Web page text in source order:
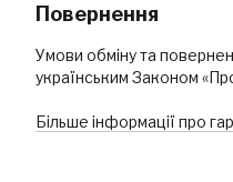
Повернення
Умови обміну та
українським Законом
Більше інформації про